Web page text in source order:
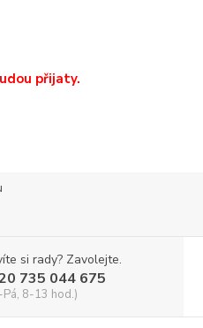
přijaty.
si rady? Zavolejte.
735 044 675
Pá, 8-13 hod.)